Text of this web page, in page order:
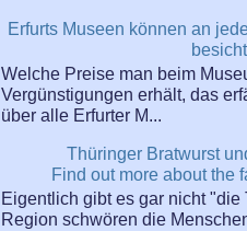
Erfurts Museen können an
Welche Preise man beim
Vergünstigungen erhält, das
über alle Erfurter M...
Thüringer Bratwurst
Find out more about the
Eigentlich gibt es gar nicht
Region schwören die